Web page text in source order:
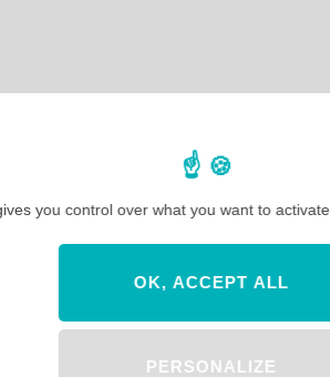
you control over what you want to activate
OK, ACCEPT ALL
PERSONALIZE